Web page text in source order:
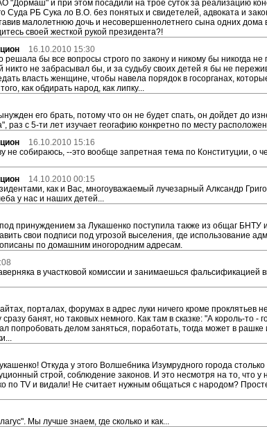
и при этом посадили на трое суток за реализацию
Суда РБ Сука ло В.О. без понятых и свидетелей, адвоката и
малолетнюю дочь и несовершеннолетнего сына одних дома
своей жесткой рукой президента?!
16.10.2010 15:30
бы все вопросы строго по закону и никому бы никогда
не забрасывал бы, и за судьбу своих детей я бы не
власть женщине, чтобы навела порядок в госорганах,
как обдирать народ, как липку...
его брать, потому что он не будет спать, он дойдет до
раз с 5-ти лет изучает геогафию конкретно по месту
16.10.2010 15:16
не собираюсь, --это вообще запретная тема по Конституции, о
14.10.2010 00:15
как и Вас, многоуважаемый лучезарный Алксандр
у нас и наших детей...
принуждением за Лукашенко поступила также из общаг БНТУ
свои подписи под угрозой выселения, где использование
по домашним иногородним адресам.
в участковой комиссии и занимаешься фальсификацией
порталах, форумах в адрес луки ничего кроме проклятьев
банят, но таковых немного. Как там в сказке: "А король-то
попробовать делом заняться, поработать, тогда может в
Откуда у этого Волшебника Изумрудного города
строй, соблюдение законов. И это несмотря на то, что
по TV и видали! Не считает нужным общаться с народом?
Мы лучше знаем, где сколько и как...